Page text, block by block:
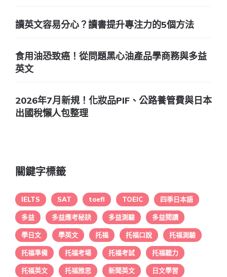
讀英文容易分心？讀書提升專注力的5個方法
食用油恐致癌！從問題黑心油產品學商務與多益
英文
2026年7月新規！化妝品PIF、公路養管費與日本
出國稅懶人包整理
關鍵字標籤
IELTS SAT toefl TOEIC 四季日本語
多益 多益應考秘訣 多益測驗 多益閱讀
學日文 學英文 托福 托福口說 托福測驗
托福準備 托福考場 托福考試 托福聽力
托福英文 托福雅思 新聞英文 日文學習